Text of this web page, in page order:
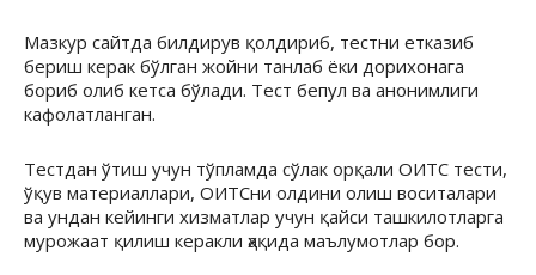
Мазкур сайтда билдирув қолдириб, тестни етказиб
бериш керак бўлган жойни танлаб ёки дорихонага
бориб олиб кетса бўлади. Тест бепул ва анонимлиги
кафолатланган.
Тестдан ўтиш учун тўпламда сўлак орқали ОИТС тести,
ўқув материаллари, ОИТСни олдини олиш воситалари
ва ундан кейинги хизматлар учун қайси ташкилотларга
мурожаат қилиш керакли ҳақида маълумотлар бор.